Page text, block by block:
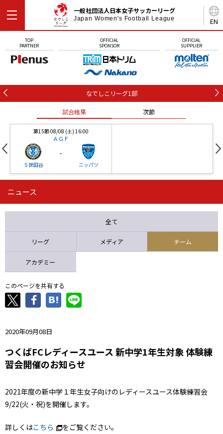
EN
一般社団法人日本女子サッカーリーグ
Japan Women's Football League
TOP
PARTNER
OFFICIAL
SPONSOR
OFFICIAL
SUPPLIER
なでしこリーグ1部
試合結果 次節
第15節 08/08 (土) 16:00
ＡＧＦ
Ｓ世田谷
-
ニッパツ
第16節 09/05 (土) 15:00
ニッパツ 石人の星
ニュース
全て
リーグ メディア チーム
アカデミー
このページを共有する
2020年09月08日
つくばFCレディースユース 新中学1年⽣対象 体験練
習会開催のお知らせ
2021年度の新中学１年⽣⼥⼦向けのレディースユース体験練習会
9/22(⽕・祝)を開催します。
詳しくはこちら
をご覧ください。